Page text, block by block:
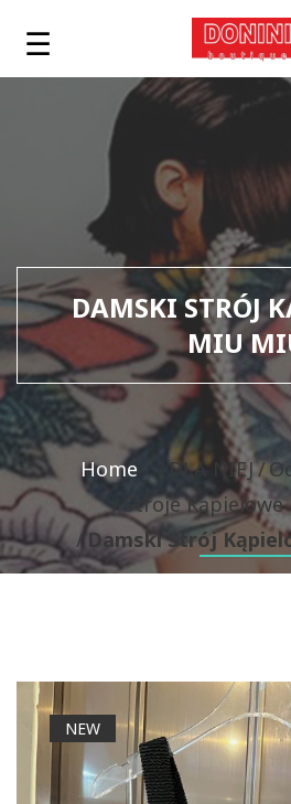
DAMSKI STRÓJ
MIU
Home DLA NIEJ
Stroje Kąpielowe
Damski Strój
NEW